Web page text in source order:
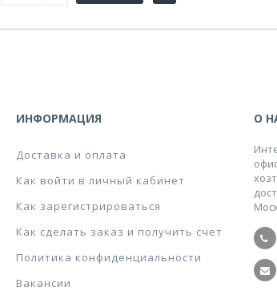
ИНФОРМАЦИЯ
Доставка и оплата
Как войти в личный кабинет
Как зарегистрироваться
Как сделать заказ и получить счет
Политика конфиденциальности
Вакансии
О